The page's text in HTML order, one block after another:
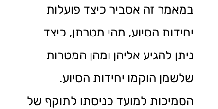
במאמר זה אסביר כיצד פועלות
יחידות הסיוע, מהי מטרתן, כיצד
ניתן להגיע אליהן ומהן המטרות
שלשמן הוקמו יחידות הסיוע.
הסמיכות למועד כניסתו לתוקף של